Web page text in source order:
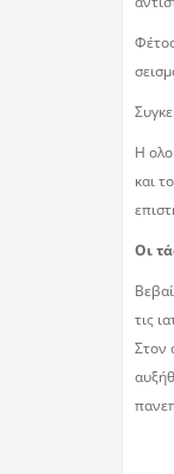
Η
και
Οι
τις
Στον